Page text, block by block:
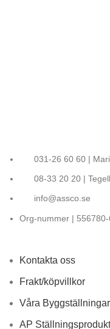
031-26 60 60 |
08-33 20 20 |
info@assco.se
Org-nummer |
Kontakta oss
Frakt/köpvillkor
Våra Byggställningar
AP